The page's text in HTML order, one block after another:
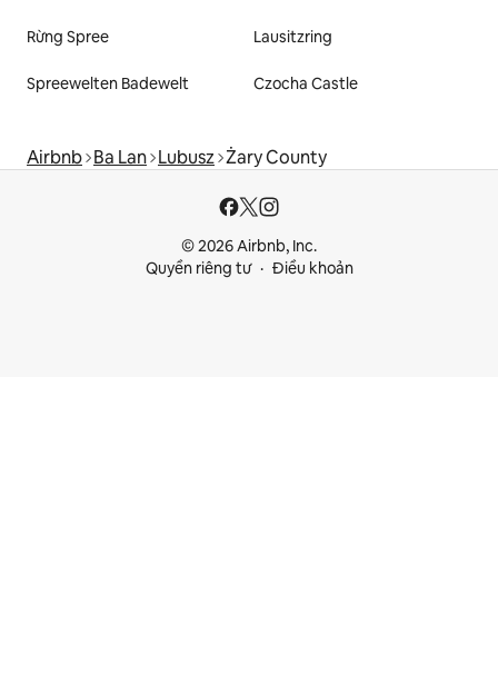
Rừng Spree Lausitzring
Spreewelten Badewelt Czocha Castle
Airbnb Ba Lan Lubusz Żary County
© 2026 Airbnb, Inc.
Quyền riêng tư
Điều khoản